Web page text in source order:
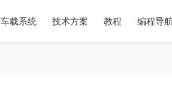
车载系统 技术方案 教程 编程导